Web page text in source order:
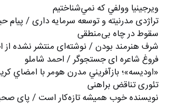
ويرجينيا وولفي كه نمي‌شناختيم
تراژدی مدرنیته و توسعه سرمایه داری / پیام
سقوط در چاه بی‌منطقی
شرف هنرمند بودن / نوشته‌ای منتشر نشده از
فروغ شاعره ای جستجوگر / احمد شاملو
«اوديسه»؛ بازآفريني مدرن هومر با امضاي
تئوری تناقض براهنی
نويسنده خوب هميشه تازه‌كار است / پای